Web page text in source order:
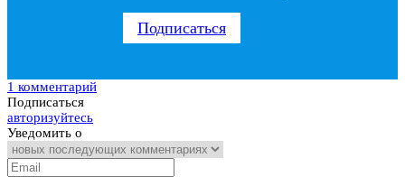
Подписаться
1 комментарий
Подписаться
авторизуйтесь
Уведомить о